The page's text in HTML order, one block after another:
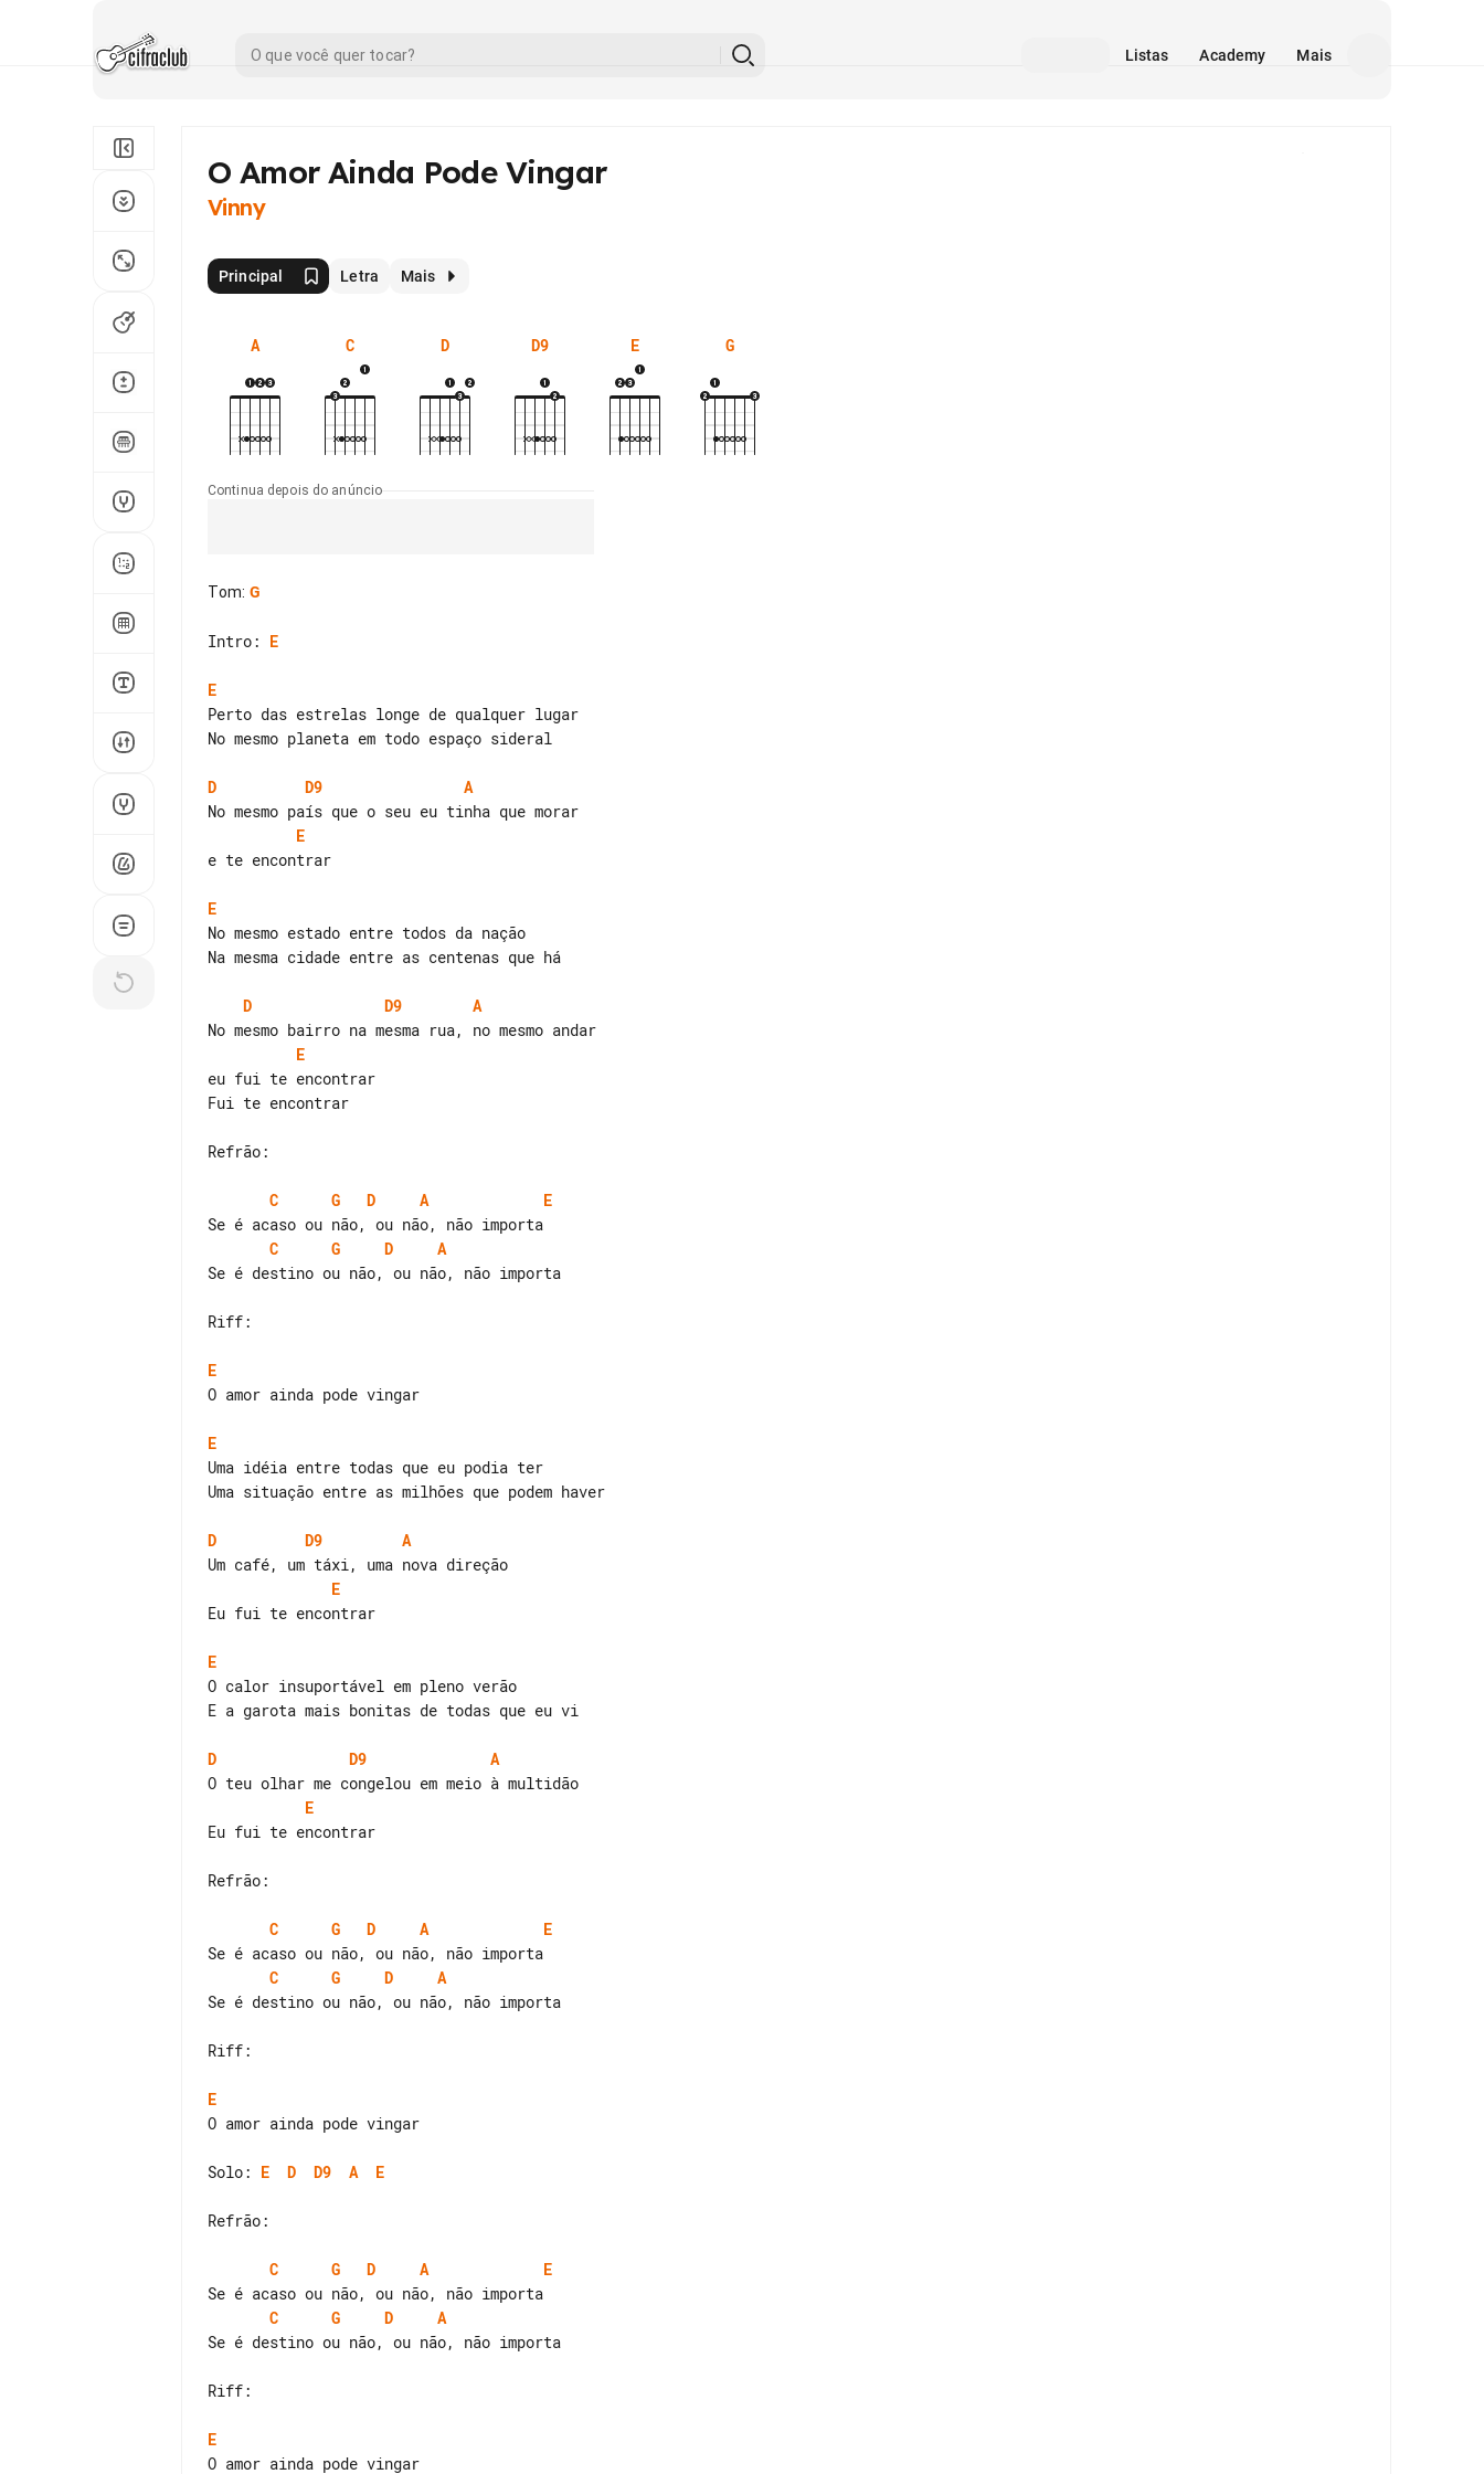
Listas Academy Mais
O Amor Ainda Pode Vingar
Vinny
Principal Letra Mais
A C D D9 E G
Continua depois do anúncio
Tom: G
Intro: E
E
Perto das estrelas longe de qualquer lugar
No mesmo planeta em todo espaço sideral
D D9
A
E
e te encontrar
E
No mesmo estado entre todos da nação
Na mesma cidade entre as centenas que há
D D9
A
E
eu fui te encontrar
Fui te encontrar
Refrão:
C G D A
E
C
G D
A
Se é destino ou não, ou não, não importa
Riff:
E
O amor ainda pode vingar
E
Uma idéia entre todas que eu podia ter
Uma situação entre as milhões que podem haver
D D9
A
E
Eu fui te encontrar
E
O calor insuportável em pleno verão
E a garota mais bonitas de todas que eu vi
D D9
A
E
Eu fui te encontrar
Refrão:
C G D A
E
C
G D
A
Se é destino ou não, ou não, não importa
Riff:
E
O amor ainda pode vingar
Solo: E D D9 A E
Refrão:
C G D A
E
C
G D
A
Se é destino ou não, ou não, não importa
Riff:
E
O amor ainda pode vingar